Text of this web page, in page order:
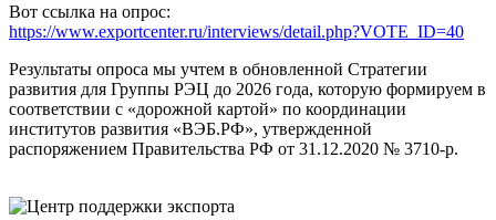
Вот ссылка на опрос:
https://www.exportcenter.ru/interviews/detail.php?VOTE_ID=40
Результаты опроса мы учтем в обновленной Стратегии
развития для Группы РЭЦ до 2026 года, которую формируем в
соответствии с «дорожной картой» по координации
институтов развития «ВЭБ.РФ», утвержденной
распоряжением Правительства РФ от 31.12.2020 № 3710-р.